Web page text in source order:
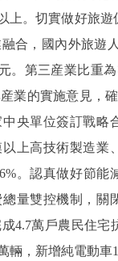
上。切實做好旅
合，國內外旅遊
。第三産業比重
業的實施意見，
央單位簽訂戰略
上高技術製造業
。認真做好節能
量雙控機制，關
4.7萬戶農民住宅
輛，新增純電動車